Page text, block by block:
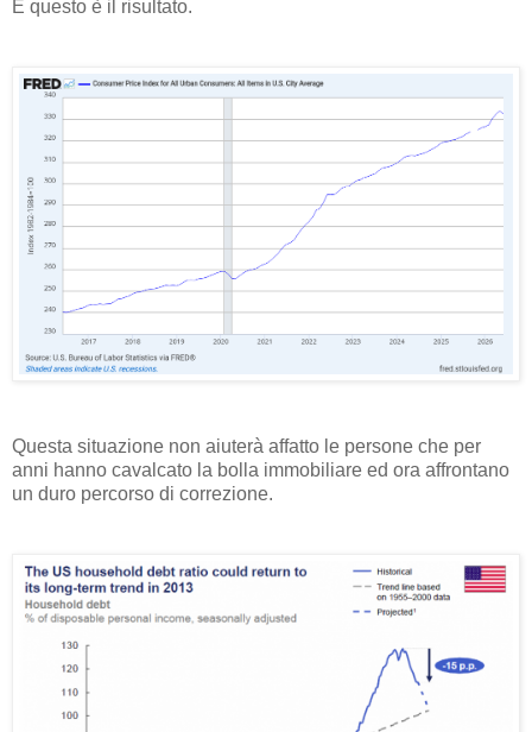
E questo è il risultato.
Questa situazione non aiuterà affatto le persone che per
anni hanno cavalcato la bolla immobiliare ed ora affrontano
un duro percorso di correzione.